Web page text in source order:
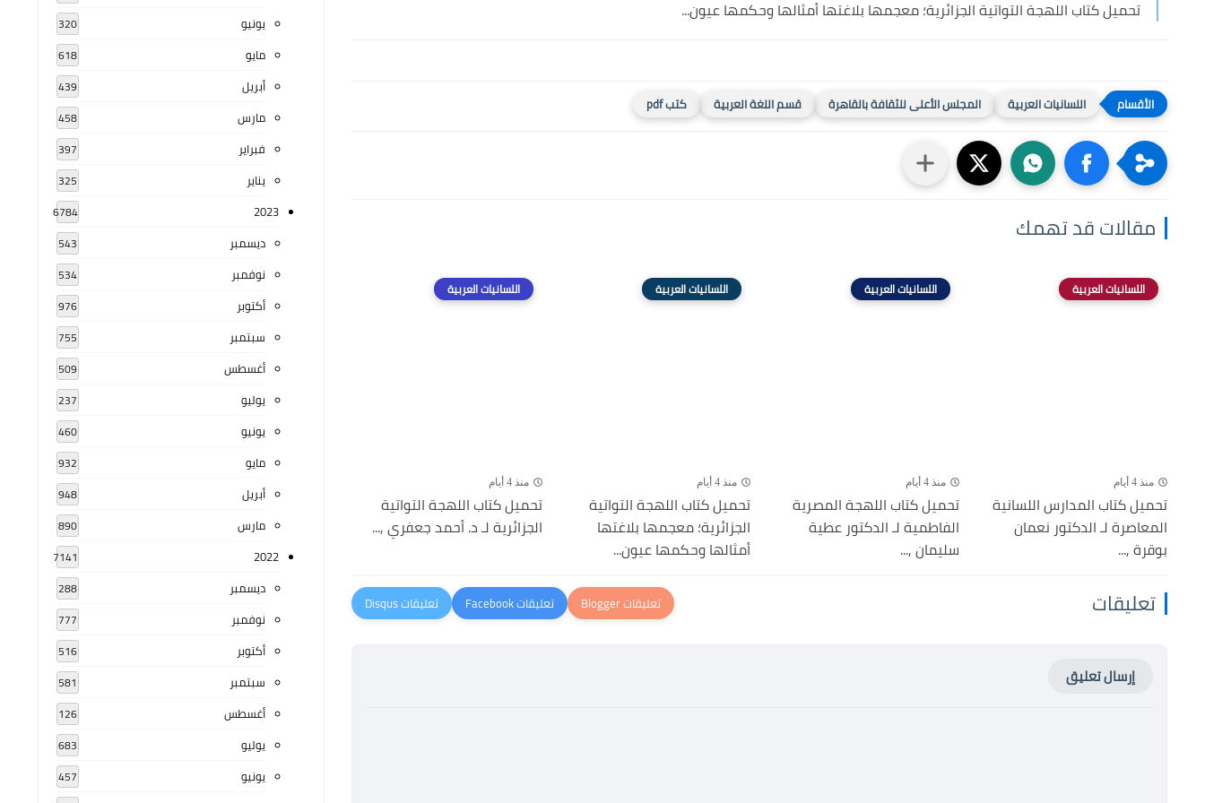
تحميل كتاب اللهجة التواتية الجزائرية؛ معجمها بلاغتها أمثالها وحكمها عيون...
اللسانيات العربية المجلس الأعلى للثقافة بالقاهرة قسم اللغة العربية كتب pdf
مقالات قد تهمك
اللسانيات العربية
منذ 4 أيام
تحميل كتاب المدارس اللسانية
المعاصرة لـ الدكتور نعمان
بوقرة ,...
اللسانيات العربية
منذ 4 أيام
تحميل كتاب اللهجة المصرية
الفاطمية لـ الدكتور عطية
سليمان ,...
اللسانيات العربية
منذ 4 أيام
تحميل كتاب اللهجة التواتية
الجزائرية؛ معجمها بلاغتها
أمثالها وحكمها عيون...
اللسانيات العربية
منذ 4 أيام
تحميل كتاب اللهجة التواتية
الجزائرية لـ د. أحمد جعفري ,...
تعليقات
إرسال تعليق
يونيو 320
مايو 618
أبريل 439
مارس 458
فبراير 397
يناير 325
2023
6784
ديسمبر 543
نوفمبر 534
أكتوبر 976
سبتمبر 755
أغسطس 509
يوليو 237
يونيو 460
مايو 932
أبريل 948
مارس 890
2022
7141
ديسمبر 288
نوفمبر 777
أكتوبر 516
سبتمبر 581
أغسطس 126
يوليو 683
يونيو 457